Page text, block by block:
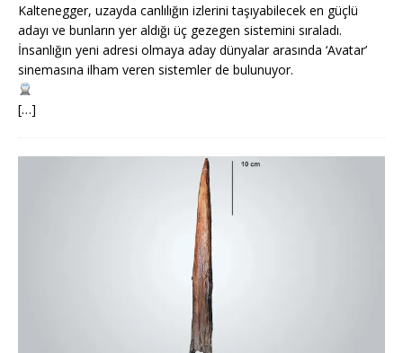
Kaltenegger, uzayda canlılığın izlerini taşıyabilecek en güçlü
adayı ve bunların yer aldığı üç gezegen sistemini sıraladı.
İnsanlığın yeni adresi olmaya aday dünyalar arasında ‘Avatar’
sinemasına ilham veren sistemler de bulunuyor.
[…]